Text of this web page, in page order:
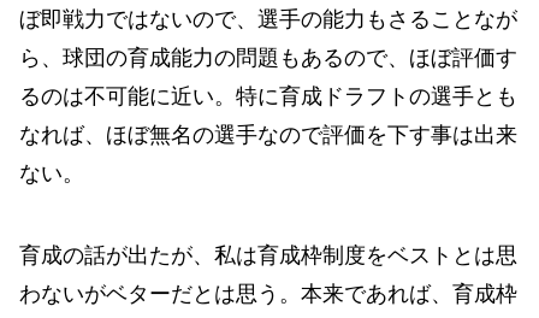
ぼ即戦力ではないので、選手の能力もさることなが
ら、球団の育成能力の問題もあるので、ほぼ評価す
るのは不可能に近い。特に育成ドラフトの選手とも
なれば、ほぼ無名の選手なので評価を下す事は出来
ない。
育成の話が出たが、私は育成枠制度をベストとは思
わないがベターだとは思う。本来であれば、育成枠